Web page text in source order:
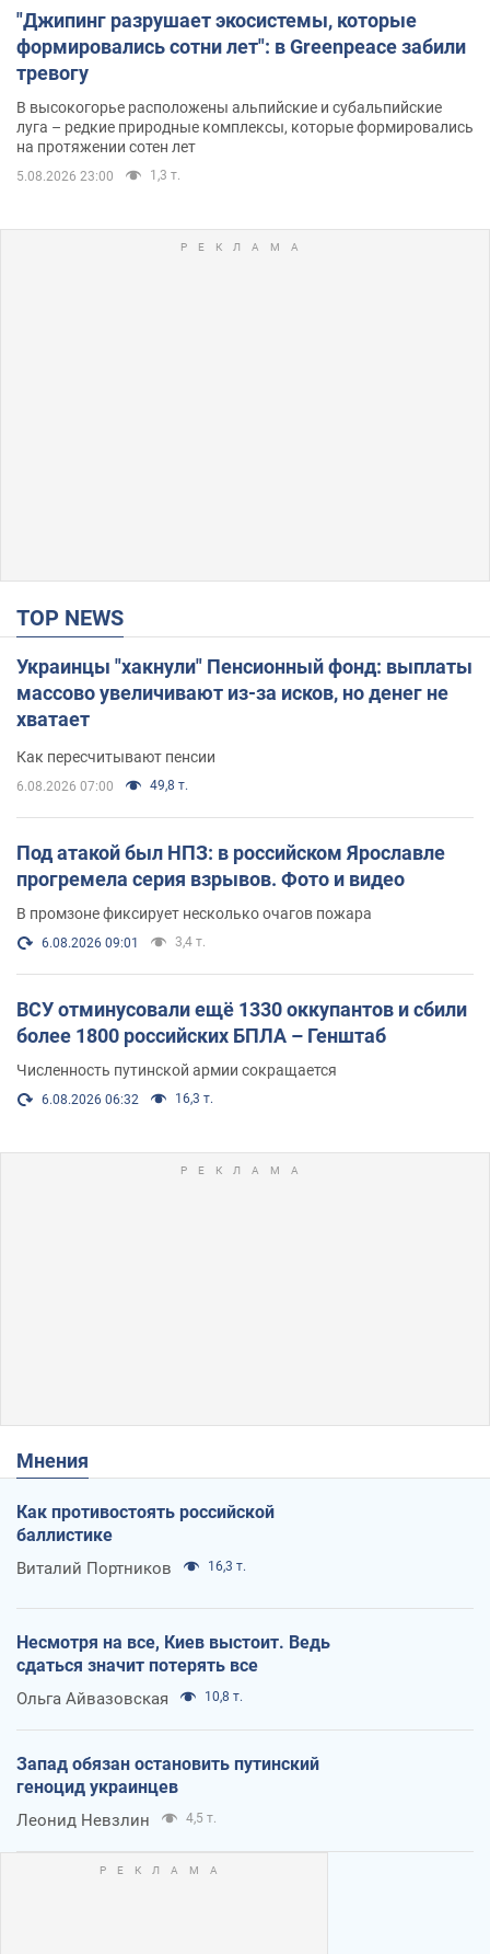
"Джипинг разрушает экосистемы, которые
формировались сотни лет": в Greenpeace забили
тревогу
В высокогорье расположены альпийские и субальпийские
луга – редкие природные комплексы, которые формировались
на протяжении сотен лет
5.08.2026 23:00 1,3 т.
TOP NEWS
Украинцы "хакнули" Пенсионный фонд: выплаты
массово увеличивают из-за исков, но денег не
хватает
Как пересчитывают пенсии
6.08.2026 07:00 49,8 т.
Под атакой был НПЗ: в российском Ярославле
прогремела серия взрывов. Фото и видео
В промзоне фиксирует несколько очагов пожара
6.08.2026 09:01 3,4 т.
ВСУ отминусовали ещё 1330 оккупантов и сбили
более 1800 российских БПЛА – Генштаб
Численность путинской армии сокращается
6.08.2026 06:32 16,3 т.
Мнения
Как противостоять российской
баллистике
Виталий Портников 16,3 т.
Несмотря на все, Киев выстоит. Ведь
сдаться значит потерять все
Ольга Айвазовская 10,8 т.
Запад обязан остановить путинский
геноцид украинцев
Леонид Невзлин 4,5 т.